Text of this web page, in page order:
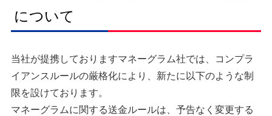
について
当社が提携しておりますマネーグラム社では、コンプラ
イアンスルールの厳格化により、新たに以下のような制
限を設けております。
マネーグラムに関する送金ルールは、予告なく変更する